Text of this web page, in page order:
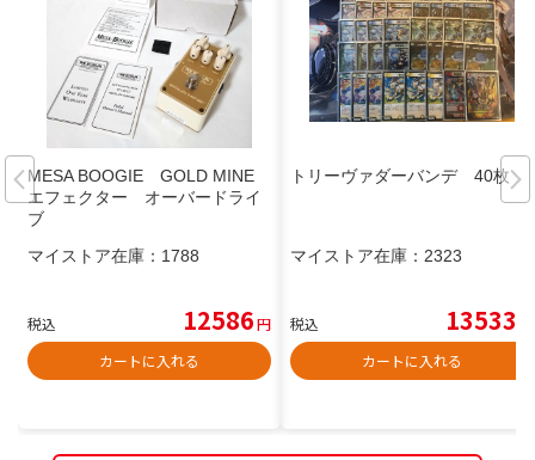
MESA BOOGIE GOLD MINE
エフェクター オーバードライ
ブ
マイストア在庫： 1788
税込 12586円
カートに入れる
トリーヴァダーバンデ 40枚
マイストア在庫： 2323
税込 13533
カートに入れる